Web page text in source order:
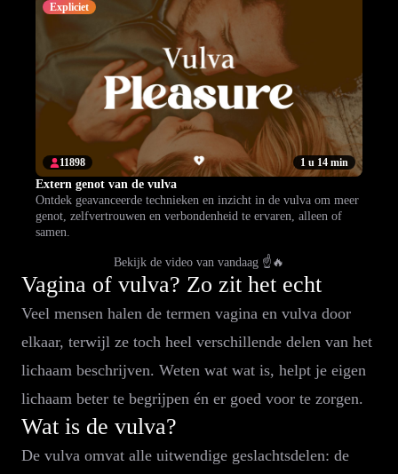
Expliciet
1 u 14 min
11898
Extern genot van de vulva
Ontdek geavanceerde technieken en inzicht in de vulva om meer
genot, zelfvertrouwen en verbondenheid te ervaren, alleen of
samen.
Bekijk de video van vandaag ☝️🔥
Vagina of vulva? Zo zit het echt
Veel mensen halen de termen vagina en vulva door
elkaar, terwijl ze toch heel verschillende delen van het
lichaam beschrijven. Weten wat wat is, helpt je eigen
lichaam beter te begrijpen én er goed voor te zorgen.
Wat is de vulva?
De vulva omvat alle uitwendige geslachtsdelen: de